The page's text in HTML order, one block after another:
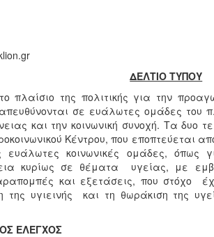
ΔΕΛΤΙΟ ΤΥΠΟΥ
πλαίσιο της πολιτικής για την
σε ευάλωτες ομάδες του
και την κοινωνική συνοχή. Τα δυο
Κέντρου, που εποπτεύεται
κοινωνικές ομάδες, όπως
κυρίως σε θέματα υγείας, με
και εξετάσεις, που στόχο
υγιεινής και τη θωράκιση της
ΕΛΕΓΧΟΣ